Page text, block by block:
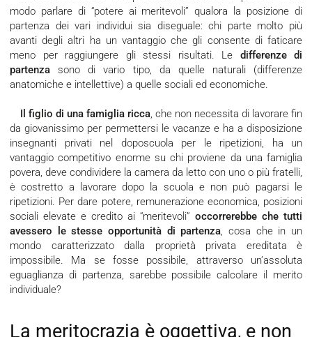
modo parlare di “potere ai meritevoli” qualora la posizione di
partenza dei vari individui sia diseguale: chi parte molto più
avanti degli altri ha un vantaggio che gli consente di faticare
meno per raggiungere gli stessi risultati. Le differenze di
partenza sono di vario tipo, da quelle naturali (differenze
anatomiche e intellettive) a quelle sociali ed economiche.
Il figlio di una famiglia ricca, che non necessita di lavorare fin
da giovanissimo per permettersi le vacanze e ha a disposizione
insegnanti privati nel doposcuola per le ripetizioni, ha un
vantaggio competitivo enorme su chi proviene da una famiglia
povera, deve condividere la camera da letto con uno o più fratelli,
è costretto a lavorare dopo la scuola e non può pagarsi le
ripetizioni. Per dare potere, remunerazione economica, posizioni
sociali elevate e credito ai “meritevoli” occorrerebbe che tutti
avessero le stesse opportunità di partenza, cosa che in un
mondo caratterizzato dalla proprietà privata ereditata è
impossibile. Ma se fosse possibile, attraverso un’assoluta
eguaglianza di partenza, sarebbe possibile calcolare il merito
individuale?
La meritocrazia è oggettiva, e non